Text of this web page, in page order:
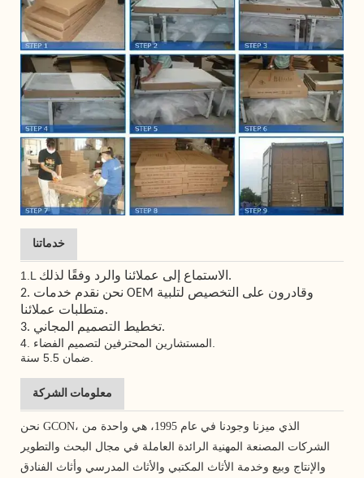
خدماتنا
1.L
الاستماع إلى عملائنا والرد وفقًا لذلك.
2. نحن نقدم خدمات OEM وقادرون على التخصيص لتلبية
متطلبات عملائنا.
3. تخطيط التصميم المجاني.
4.
معلومات الشركة
نحن GCON، الذي ميزنا وجودنا في عام 1995، هي واحدة من
الشركات المصنعة المهنية الرائدة العاملة في مجال البحث والتطوير
والإنتاج وبيع وخدمة الأثاث المكتبي والأثاث المدرسي وأثاث الفنادق